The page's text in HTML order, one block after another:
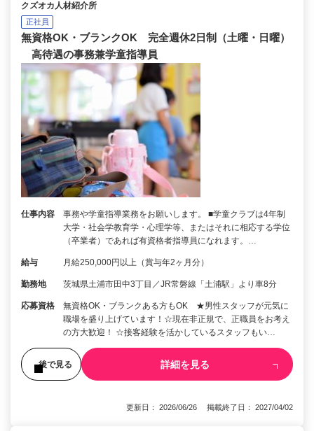
クズオカ人材紹介所
正社員
無資格OK・ブランクOK 完全週休2日制（土曜・日曜）
高待遇の事務兼学童指導員
仕事内容
事務や学童指導業務をお願いします。 ■学童クラブは4年制
大学・社会学教育学・心理学等、またはそれに相応する学位
（卒業者）であれば有資格者指導員になれます。…
給与 月給250,000円以上（賞与年2ヶ月分）
勤務地 茨城県土浦市田中3丁目／JR常磐線「土浦駅」より車8分
応募資格
無資格OK・ブランクある方もOK ★男性スタッフが元気に
職場を盛り上げています！☆現在非正規で、正職員をお考え
の方大歓迎！ ☆接客経験を活かしているスタッフもい…
後で見る 詳細を見る
更新日： 2026/06/26 掲載終了日： 2027/04/02